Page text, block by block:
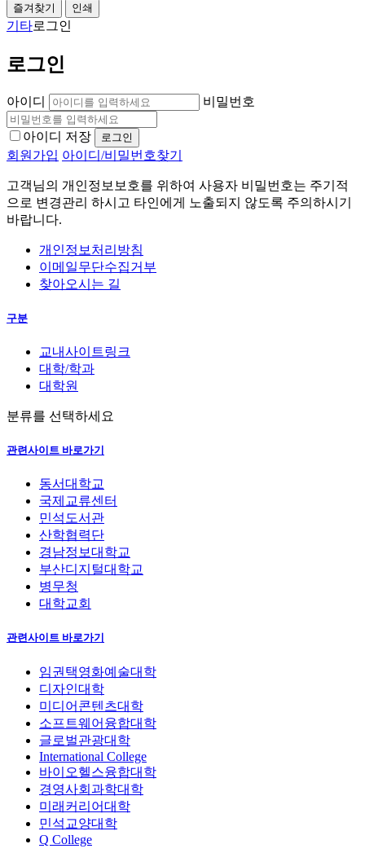
즐겨찾기 인쇄
기타로그인
로그인
아이디 비밀번호
아이디 저장
회원가입 아이디/비밀번호찾기
고객님의 개인정보보호를 위하여 사용자 비밀번호는 주기적
으로 변경관리 하시고 타인에게 노출되지 않도록 주의하시기
바랍니다.
개인정보처리방침
이메일무단수집거부
찾아오시는 길
구분
교내사이트링크
대학/학과
대학원
분류를 선택하세요
관련사이트 바로가기
동서대학교
국제교류센터
민석도서관
산학협력단
경남정보대학교
부산디지털대학교
병무청
대학교회
관련사이트 바로가기
임권택영화예술대학
디자인대학
미디어콘텐츠대학
소프트웨어융합대학
글로벌관광대학
International College
바이오헬스융합대학
경영사회과학대학
미래커리어대학
민석교양대학
Q College